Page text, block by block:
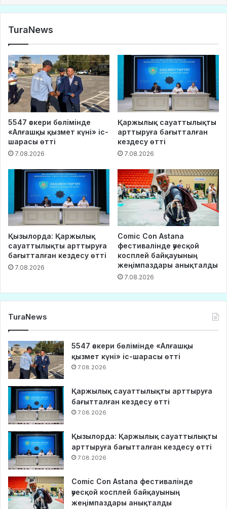
TuraNews
5547 әскери бөлімінде
«Алғашқы қызмет күні» іс-
шарасы өтті
7.08.2026
Қаржылық сауаттылықты
арттыруға бағытталған
кездесу өтті
7.08.2026
Қызылорда: Қаржылық
сауаттылықты арттыруға
бағытталған кездесу өтті
7.08.2026
Comic Con Astana
фестивалінде әуесқой
косплей байқауының
жеңімпаздары анықталды
7.08.2026
TuraNews
5547 әскери бөлімінде «Алғашқы
қызмет күні» іс-шарасы өтті
7.08.2026
Қаржылық сауаттылықты арттыруға
бағытталған кездесу өтті
7.08.2026
Қызылорда: Қаржылық сауаттылықты
арттыруға бағытталған кездесу өтті
7.08.2026
Comic Con Astana фестивалінде
әуесқой косплей байқауының
жеңімпаздары анықталды